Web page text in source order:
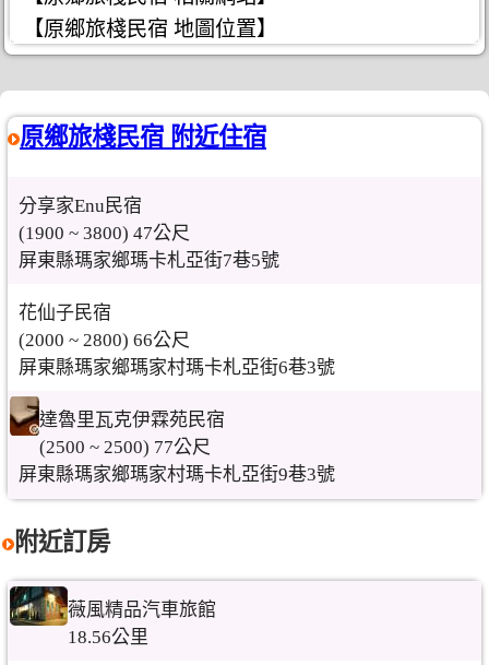
【原鄉旅棧民宿 地圖位置】
原鄉旅棧民宿 附近住宿
分享家Enu民宿
(1900 ~ 3800) 47公尺
屏東縣瑪家鄉瑪卡札亞街7巷5號
花仙子民宿
(2000 ~ 2800) 66公尺
屏東縣瑪家鄉瑪家村瑪卡札亞街6巷3號
達魯里瓦克伊霖苑民宿
(2500 ~ 2500) 77公尺
屏東縣瑪家鄉瑪家村瑪卡札亞街9巷3號
附近訂房
薇風精品汽車旅館
18.56公里